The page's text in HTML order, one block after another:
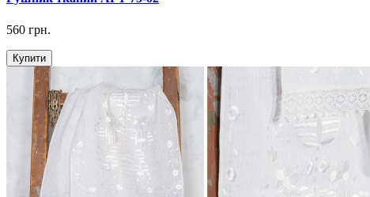
560 грн.
Купити